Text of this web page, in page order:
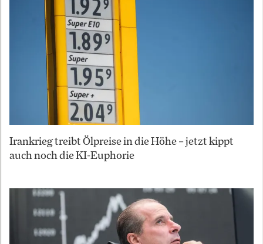
Irankrieg treibt Ölpreise in die Höhe – jetzt kippt
auch noch die KI-Euphorie